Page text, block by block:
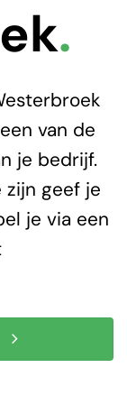
.
van de
je bedrijf.
geef je
je via een